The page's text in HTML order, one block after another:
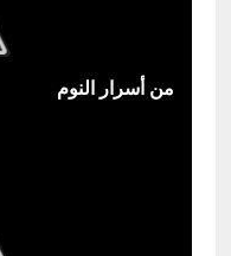
من أسرار النوم